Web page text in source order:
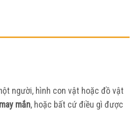
người, hình con vật hoặc đồ vật
may mắn, hoặc bất cứ điều gì được